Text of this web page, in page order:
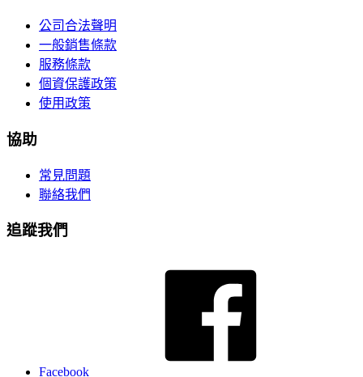
公司合法聲明
一般銷售條款
服務條款
個資保護政策
使用政策
協助
常見問題
聯絡我們
追蹤我們
Facebook